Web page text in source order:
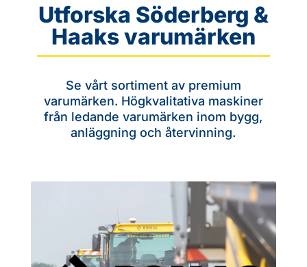
Utforska Söderberg &
Haaks varumärken
Se vårt sortiment av premium
varumärken. Högkvalitativa maskiner
från ledande varumärken inom bygg,
anläggning och återvinning.